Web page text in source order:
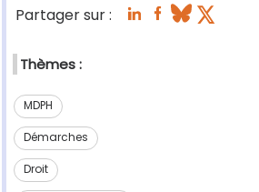
Partager sur :
Thèmes :
MDPH
Démarches
Droit